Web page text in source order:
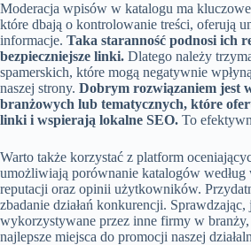
Moderacja wpisów w katalogu ma
które dbają o kontrolowanie treści, oferują
informacje. Taka staranność podnosi ich
bezpieczniejsze linki. Dlatego należy
spamerskich, które mogą negatywnie
naszej strony. Dobrym rozwiązaniem jest
branżowych lub tematycznych, które
linki i wspierają lokalne SEO. To
Warto także korzystać z platform
umożliwiają porównanie katalogów
reputacji oraz opinii użytkowników.
zbadanie działań konkurencji. Sprawdzając,
wykorzystywane przez inne firmy w
najlepsze miejsca do promocji naszej